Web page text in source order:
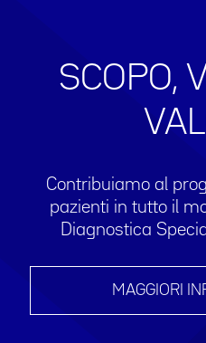
SCOPO,
Contribuiamo al
pazienti in tutto il
Diagnostica
MAGGIORI